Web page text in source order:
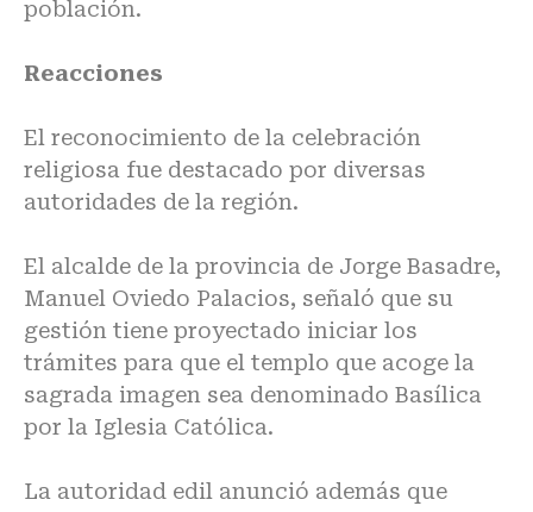
población.
Reacciones
El reconocimiento de la celebración
religiosa fue destacado por diversas
autoridades de la región.
El alcalde de la provincia de Jorge Basadre,
Manuel Oviedo Palacios, señaló que su
gestión tiene proyectado iniciar los
trámites para que el templo que acoge la
sagrada imagen sea denominado Basílica
por la Iglesia Católica.
La autoridad edil anunció además que